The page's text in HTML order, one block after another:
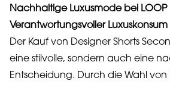
Nachhaltige Luxusmode bei LOOP
Verantwortungsvoller Luxuskonsum
Der Kauf von Designer Shorts
eine stilvolle, sondern auch eine
Entscheidung. Durch die Wahl von